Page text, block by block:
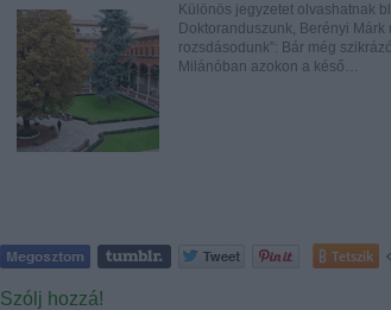
Különös jegyzetet olvashatnak
Doktoranduszunk, Berényi
rozsdásodunk”: Bár még
Milánóban azokon a késő…
Tetszik
Szólj hozzá!